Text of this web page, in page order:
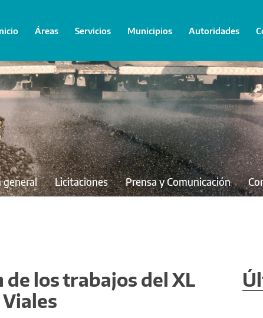
Áreas Servicios Municipios Autoridades
general Licitaciones Prensa y Comunicación
los trabajos del XL